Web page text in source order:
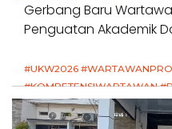
Gerbang Baru
Penguatan Akademik
#UKW2026
#KOMPETENSIWARTAWAN
#PENDIDIKANWARTAWAN
1 Agustus 2026